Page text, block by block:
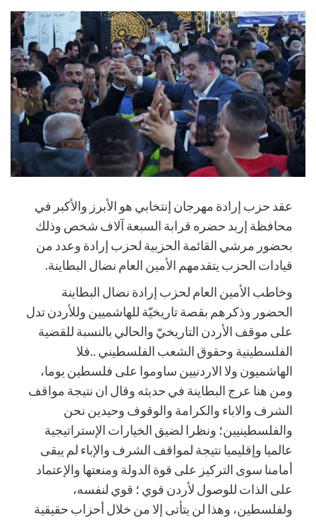
عقد حزب إرادة مهرجان إنتخابي هو الأبرز والأكبر في
محافظة إربد حضره قرابة السبعة آلاف شخص وذلك
بحضور مرشي القائمة الحزبية لحزب إرادة وعدد من
قيادات الحزب يتقدمهم الأمين العام نضال البطاينة.
وخاطب الأمين العام لحزب إرادة نضال البطاينة
الحضور وذكرهم بقصة تاريخيّة للهاشميين وللأردن تدل
على موقف الأردن التاريخيّ والحالي بالنسبة للقضية
الفلسطينية وحقوق الشعب الفلسطيني ..فلا
الهاشميون ولا الاردنيين ساوموا على فلسطين يوما،
ومن هنا عرج البطاينة في حديثه وقال ان نتيجة مواقف
الشرف والاباء والكرامة والوقوف وحيدين نحن
والفلسطينيين؛ ونظرا لضيق الخيارات الإستراتيجية
عالميا وإقليميا نتيجة لمواقف الشرف والإباء لم يبقى
أمامنا سوى التركيز على قوة الدولة ومنعتها والإعتماد
على الذات للوصول لأردن قوي ؛ قوي لنفسه،
ولفلسطين، وهذا لن يتأتى إلا من خلال أحزاب حقيقية